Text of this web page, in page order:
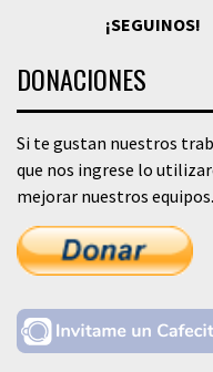
¡SEGUINOS!
DONACIONES
Si te gustan nuestros
que nos ingrese lo
mejorar nuestros equipos.